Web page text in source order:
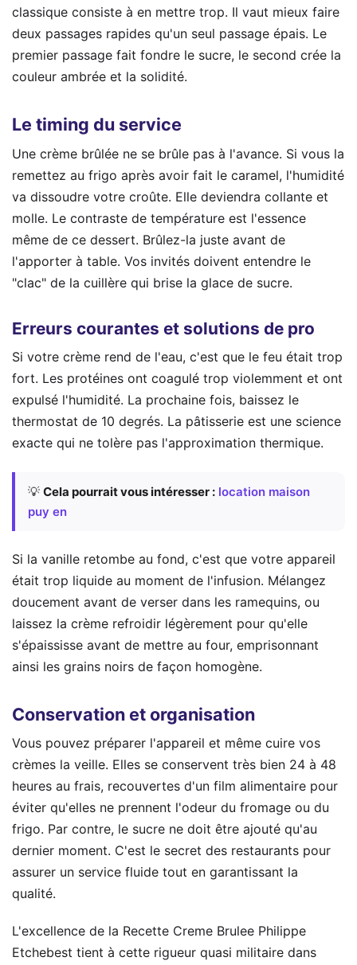
classique consiste à en mettre trop. Il vaut mieux faire
deux passages rapides qu'un seul passage épais. Le
premier passage fait fondre le sucre, le second crée la
couleur ambrée et la solidité.
Le timing du service
Une crème brûlée ne se brûle pas à l'avance. Si vous la
remettez au frigo après avoir fait le caramel, l'humidité
va dissoudre votre croûte. Elle deviendra collante et
molle. Le contraste de température est l'essence
même de ce dessert. Brûlez-la juste avant de
l'apporter à table. Vos invités doivent entendre le
"clac" de la cuillère qui brise la glace de sucre.
Erreurs courantes et solutions de pro
Si votre crème rend de l'eau, c'est que le feu était trop
fort. Les protéines ont coagulé trop violemment et ont
expulsé l'humidité. La prochaine fois, baissez le
thermostat de 10 degrés. La pâtisserie est une science
exacte qui ne tolère pas l'approximation thermique.
💡 Cela pourrait vous intéresser : location maison
puy en
Si la vanille retombe au fond, c'est que votre appareil
était trop liquide au moment de l'infusion. Mélangez
doucement avant de verser dans les ramequins, ou
laissez la crème refroidir légèrement pour qu'elle
s'épaississe avant de mettre au four, emprisonnant
ainsi les grains noirs de façon homogène.
Conservation et organisation
Vous pouvez préparer l'appareil et même cuire vos
crèmes la veille. Elles se conservent très bien 24 à 48
heures au frais, recouvertes d'un film alimentaire pour
éviter qu'elles ne prennent l'odeur du fromage ou du
frigo. Par contre, le sucre ne doit être ajouté qu'au
dernier moment. C'est le secret des restaurants pour
assurer un service fluide tout en garantissant la
qualité.
L'excellence de la Recette Creme Brulee Philippe
Etchebest tient à cette rigueur quasi militaire dans